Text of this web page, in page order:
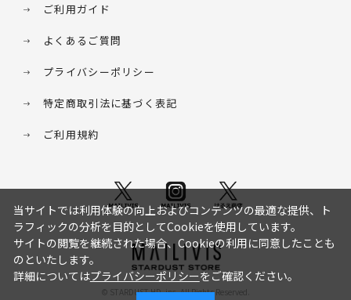
ご利用ガイド
よくあるご質問
プライバシーポリシー
特定商取引法に基づく表記
ご利用規約
© STARDUST HD. inc. All Rights Reserved.
当サイトでは利用体験の向上およびコンテンツの最適な提供、ト
ラフィックの分析を目的としてCookieを使用しています。
サイトの閲覧を継続された場合、Cookieの利用に同意したことも
のといたします。
詳細についてはプライバシーポリシーをご確認ください。